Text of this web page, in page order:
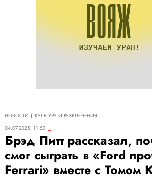
НОВОСТИ
КУЛЬТУРА И РАЗВЛЕЧЕНИЯ
04.07.2025, 11:50
Брэд Питт рассказал,
cмог сыграть в «Ford
Ferrari» вместе с Томом